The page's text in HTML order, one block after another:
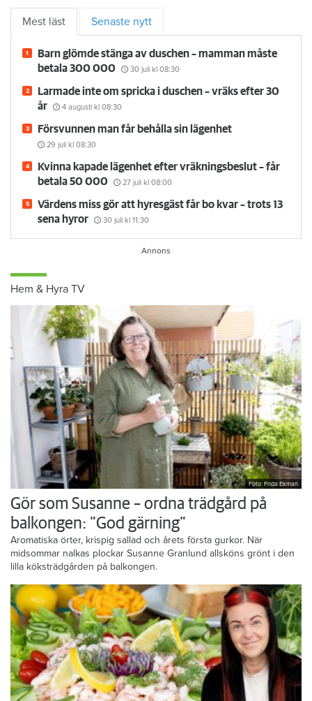
Mest läst Senaste nytt
Barn glömde stänga av duschen – mamman måste
betala 300 000
30 juli kl 08:30
Larmade inte om spricka i duschen – vräks efter 30
år
4 augusti kl 08:30
Försvunnen man får behålla sin lägenhet
29 juli kl 08:30
Kvinna kapade lägenhet efter vräkningsbeslut – får
betala 50 000
27 juli kl 08:00
Värdens miss gör att hyresgäst får bo kvar – trots 13
sena hyror
30 juli kl 11:30
Hem & Hyra TV
Foto: Frida Ekman
Gör som Susanne – ordna trädgård på
balkongen: ”God gärning”
Aromatiska örter, krispig sallad och årets första gurkor. När
midsommar nalkas plockar Susanne Granlund allsköns grönt i den
lilla köksträdgården på balkongen.